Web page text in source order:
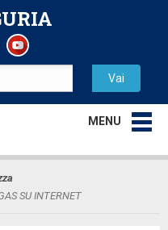
MENU
SU INTERNET